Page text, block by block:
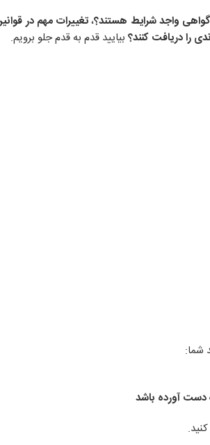
واجد شرایط هستند؟،تغییرات مهم در
را دریافت کنند؟ بیایید قدم به قدم جلو برویم.
شما:
دست آورده باشد